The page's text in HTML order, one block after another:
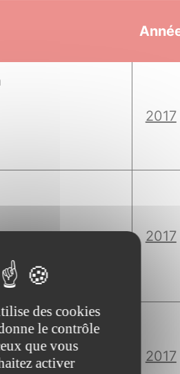
2017
2017
2017
des cookies
le contrôle
que vous
activer